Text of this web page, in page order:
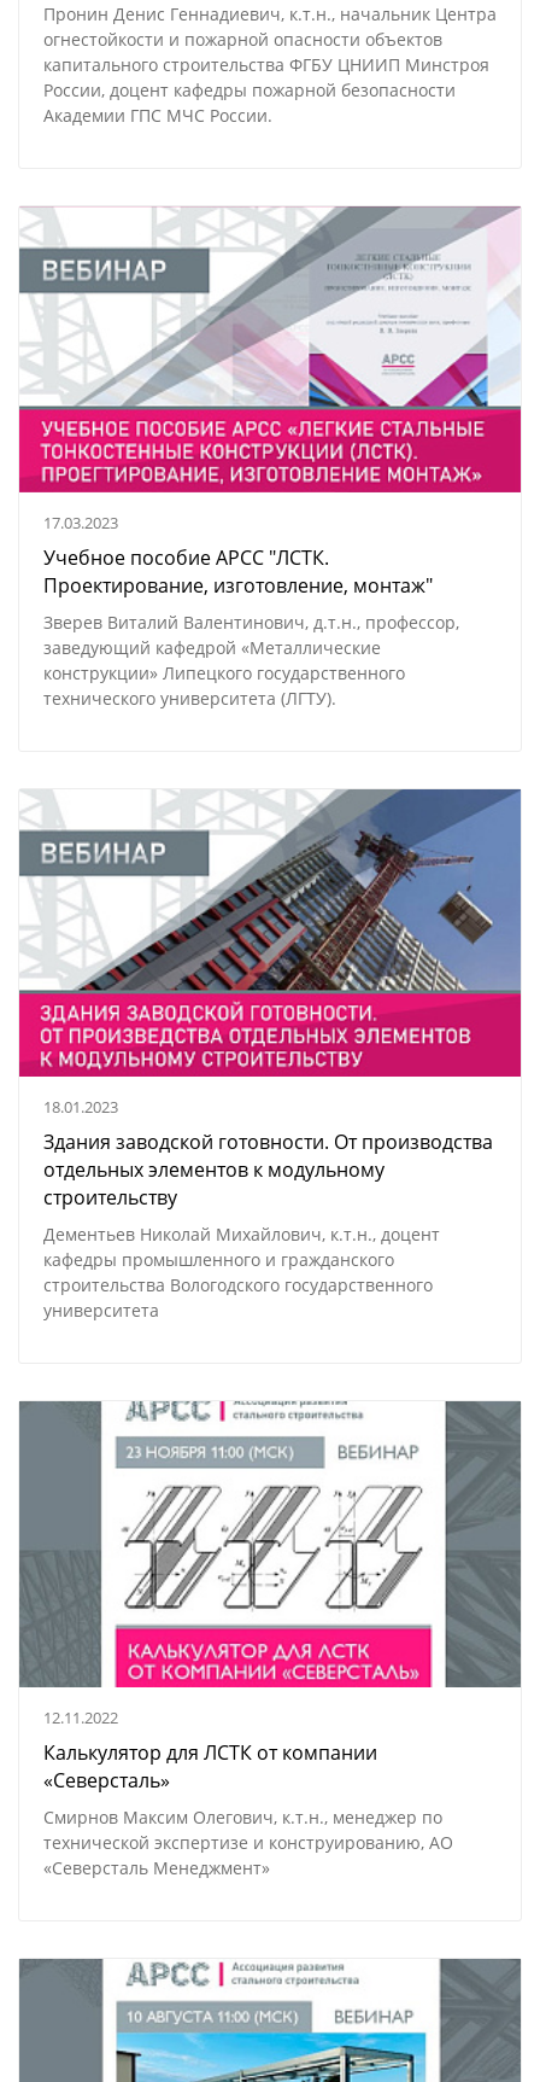
Пронин Денис Геннадиевич, к.т.н., начальник Центра
огнестойкости и пожарной опасности объектов
капитального строительства ФГБУ ЦНИИП Минстроя
России, доцент кафедры пожарной безопасности
Академии ГПС МЧС России.
17.03.2023
Учебное пособие АРСС "ЛСТК.
Проектирование, изготовление, монтаж"
Зверев Виталий Валентинович, д.т.н., профессор,
заведующий кафедрой «Металлические
конструкции» Липецкого государственного
технического университета (ЛГТУ). ​​​​​​​
18.01.2023
Здания заводской готовности. От производства
отдельных элементов к модульному
строительству
Дементьев Николай Михайлович, к.т.н., доцент
кафедры промышленного и гражданского
строительства Вологодского государственного
университета
12.11.2022
Калькулятор для ЛСТК от компании
«Северсталь»
Смирнов Максим Олегович, к.т.н., менеджер по
технической экспертизе и конструированию, АО
«Северсталь Менеджмент»